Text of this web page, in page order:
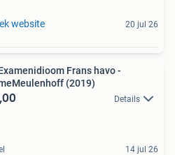
website 20 jul 26
Frans havo -
(2019)
Details
14 jul 26